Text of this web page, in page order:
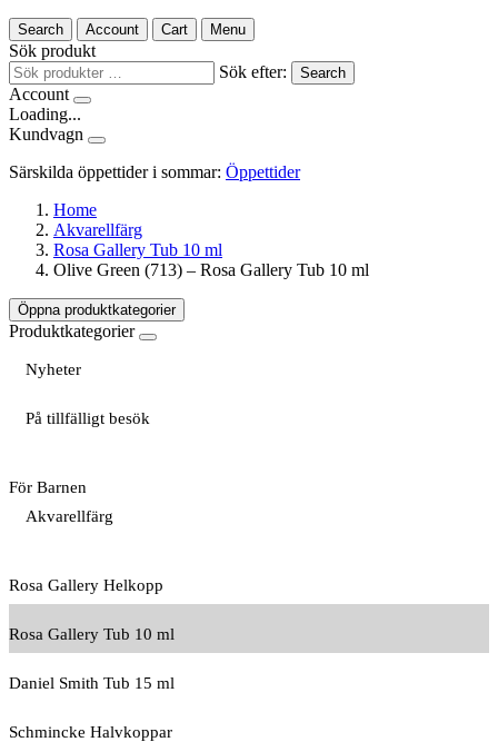
Search Account Cart Menu
Sök produkt
Sök efter:
Search
Account
Loading...
Kundvagn
Särskilda öppettider i sommar: Öppettider
Home
Akvarellfärg
Rosa Gallery Tub 10 ml
Olive Green (713) – Rosa Gallery Tub 10 ml
Öppna produktkategorier
Produktkategorier
Nyheter
På tillfälligt besök
För Barnen
Akvarellfärg
Rosa Gallery Helkopp
Rosa Gallery Tub 10 ml
Daniel Smith Tub 15 ml
Schmincke Halvkoppar